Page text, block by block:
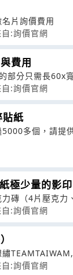
片詢價費用
自:詢價官網
費用
部分只需長60x
自:詢價官網
紙
多個，請提
極少量的影印
磚（4片壓克力
10x10x1
自:詢價官網
多少？
自:詢價官網